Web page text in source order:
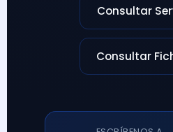
Consultar
Consultar